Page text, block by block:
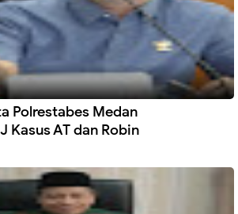
Polrestabes Medan
Kasus AT dan Robin